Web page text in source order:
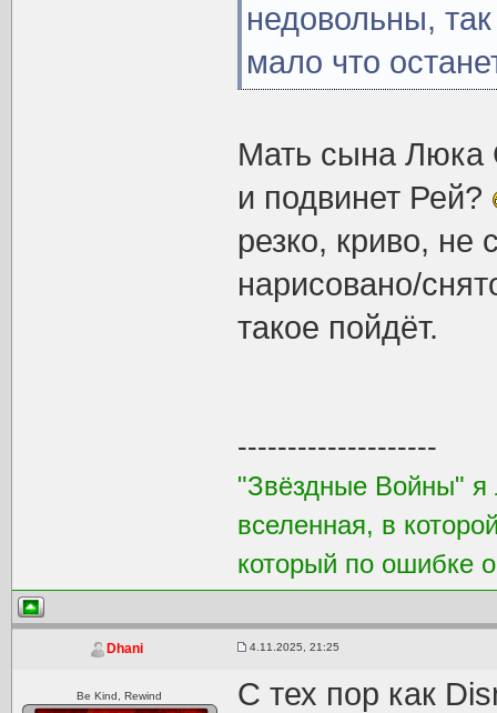
недовольны,
мало что
Мать сына Люка
и подвинет Рей?
резко, криво, не
нарисовано/
такое пойдёт.
--------------------
"Звёздные Войны" я
вселенная, в
который по ошибке
Dhani 4.11.2025, 21:25
Be Kind, Rewind
С тех пор как